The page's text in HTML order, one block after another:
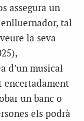
assegura un
tal
la seva
d’un musical
encertadament
un banc o
els podrà